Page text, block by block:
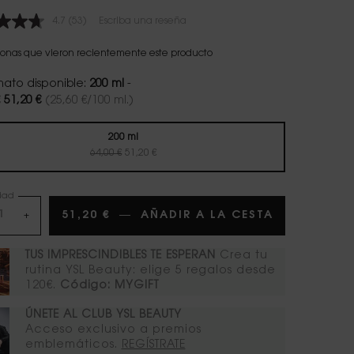
reseñas.
en
la
misma
(53) Escriba una reseña
que vieron recientemente este producto
disponible: 200 ml -
51,20 € (25,60 €/100 ml.)
Selecionado
200 ml
Precio antiguo
64,00 € Precio nuevo
51,20 €
, 1 of 1
+ 51,20 € ― AÑADIR A LA CESTA
TUS IMPRESCINDIBLES TE ESPERAN Crea tu
rutina YSL Beauty: elige 5 regalos desde
120€. Código: MYGIFT
ÚNETE AL CLUB YSL BEAUTY​
Acceso exclusivo a premios
emblemáticos.​ REGÍSTRATE​​